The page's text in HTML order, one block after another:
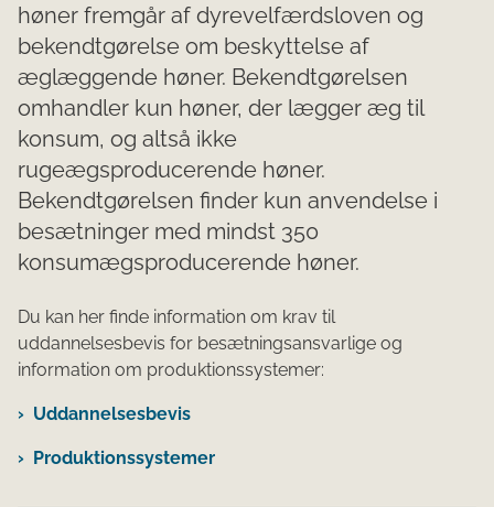
høner fremgår af dyrevelfærdsloven og
bekendtgørelse om beskyttelse af
æglæggende høner. Bekendtgørelsen
omhandler kun høner, der lægger æg til
konsum, og altså ikke
rugeægsproducerende høner.
Bekendtgørelsen finder kun anvendelse i
besætninger med mindst 350
konsumægsproducerende høner.
Du kan her finde information om krav til
uddannelsesbevis for besætningsansvarlige og
information om produktionssystemer:
Uddannelsesbevis
Produktionssystemer